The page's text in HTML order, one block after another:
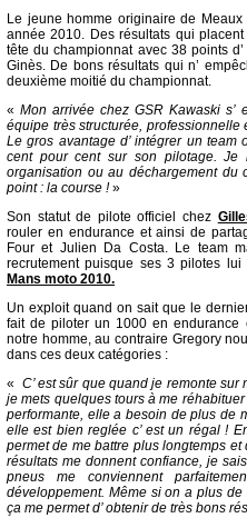
Le jeune homme originaire de
année 2010. Des résultats qui
tête du championnat avec 38 points
Ginès. De bons résultats qui n’
deuxième moitié du championnat.
«Mon arrivée chez GSR Kawaski s’
équipe très structurée, professionnelle
Le gros avantage d’ intégrer un team
cent pour cent sur son pilotage. Je
organisation ou au déchargement
point : la course !»
Son statut de pilote officiel chez
rouler en endurance et ainsi de
Four et Julien Da Costa. Le team
recrutement puisque ses 3 pilotes lui
Mans moto 2010.
Un exploit quand on sait que le
fait de piloter un 1000 en
notre homme, au contraire Gregory
dans ces deux catégories :
« C’ est sûr que quand je remonte
je mets quelques tours à me
performante, elle a besoin de plus de
elle est bien reglée c’ est un régal !
permet de me battre plus longtemps
résultats me donnent confiance, je
pneus me conviennent
développement. Même si on a plus
ça me permet d’ obtenir de très bons